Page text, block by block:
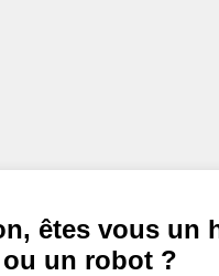
êtes vous un
ou un robot ?